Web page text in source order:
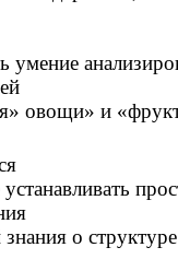
умение
овощи» и
о